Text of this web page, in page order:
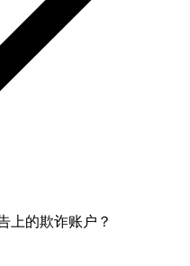
上的欺诈账户？